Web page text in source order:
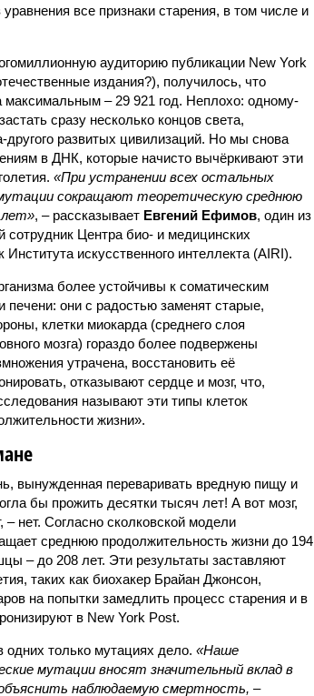
все признаки старения, в том числе и
аудиторию публикации New York
издания?), получилось, что
– 29 921 год. Неплохо: одному-
сразу несколько концов света,
развитых цивилизаций. Но мы снова
в ДНК, которые начисто вычёркивают эти
«При устранении всех остальных
сокращают теоретическую среднюю
лет», – рассказывает Евгений Ефимов, один из
Центра био- и медицинских
искусственного интеллекта (AIRI).
более устойчивы к соматическим
печени: они с радостью заменят старые,
клетки миокарда (среднего слоя
мозга) гораздо более подвержены
утрачена, восстановить её
отказывают сердце и мозг, что,
называют эти типы клеток
жизни».
вынужденная переваривать вредную пищу и
бы прожить десятки тысяч лет! А вот мозг,
– нет. Согласно сколковской модели
среднюю продолжительность жизни до 194
– до 208 лет. Эти результаты заставляют
таких как биохакер Брайан Джонсон,
на попытки замедлить процесс старения и в
в New York Post.
одних только мутациях дело. «Наше
мутации вносят значительный вклад в
наблюдаемую смертность, –